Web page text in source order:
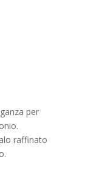
per
raffinato